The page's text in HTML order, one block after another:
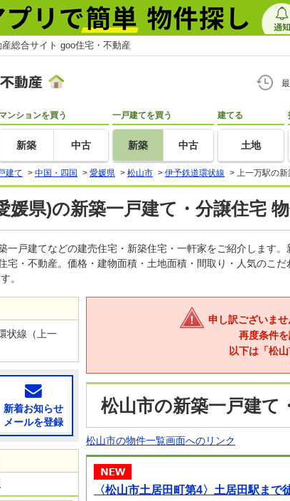
総合サイト goo住宅・不動産
マンションを買う
新築 中古
一戸建てを買う
新築 中古
建てる
土地
建て > 中国・四国 > 愛媛県 > 松山市 > 伊予鉄道環状線 > 上一万駅の
媛県)の新築一戸建て・分譲住宅
一戸建てなどの建売住宅・新築住宅・一軒家をご紹介します
宅・不動産。価格・建物面積・土地面積・間取り・人気のこ
。
申し訳ございませ
再度条件を
以下は「松
松山市の新築一戸建て
松山市の物件一覧画面へのリンク
〈松山市土居田町第4〉土居田駅ま
状線（上一
新着お知らせ
メールを登録